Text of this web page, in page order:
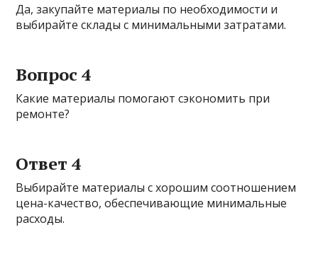
Да, закупайте материалы по необходимости и
выбирайте склады с минимальными затратами.
Вопрос 4
Какие материалы помогают сэкономить при
ремонте?
Ответ 4
Выбирайте материалы с хорошим соотношением
цена-качество, обеспечивающие минимальные
расходы.